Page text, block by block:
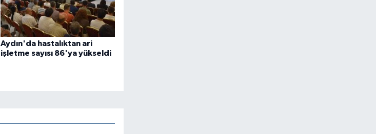
Aydın'da hastalıktan ari
işletme sayısı 86'ya yükseldi